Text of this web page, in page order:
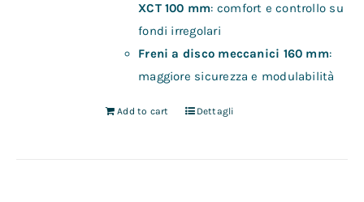
XCT 100 mm: comfort e controllo su
fondi irregolari
Freni a disco meccanici 160 mm:
maggiore sicurezza e modulabilità
Add to cart Dettagli